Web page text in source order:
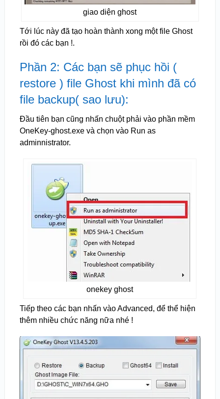
giao diện ghost
Tới lúc này đã tạo hoàn thành xong một file Ghost
rồi đó các bạn !.
Phần 2: Các bạn sẽ phục hồi (
restore ) file Ghost khi mình đã có
file backup( sao lưu):
Đầu tiên bạn cũng nhấn chuột phải vào phần mềm
OneKey-ghost.exe và chọn vào Run as
adminnistrator.
onekey ghost
Tiếp theo các bạn nhấn vào Advanced, để thể hiện
thêm nhiều chức năng nữa nhé !